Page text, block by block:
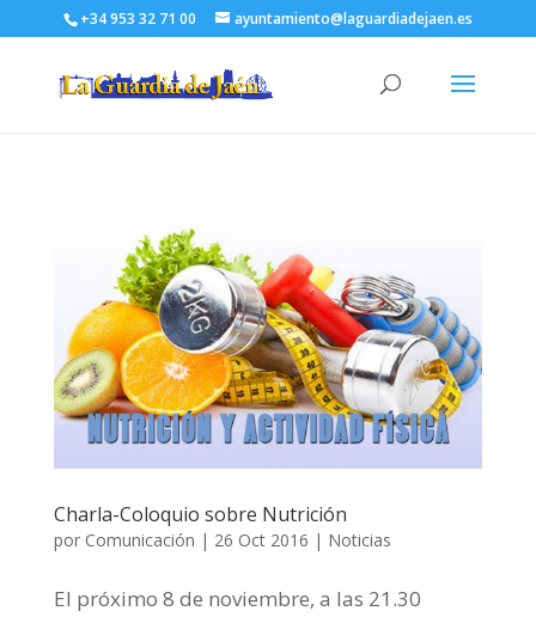
+34 953 32 71 00 ayuntamiento@laguardiadejaen.es
Charla-Coloquio sobre Nutrición
por Comunicación | 26 Oct 2016 | Noticias
El próximo 8 de noviembre, a las 21.30